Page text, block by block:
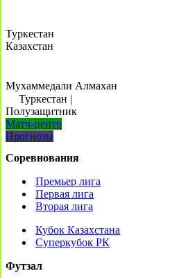
Туркестан
Казахстан
Мухаммедали Алмахан
Туркестан |
Полузащитник
Матч-центр
Прогнозы
Соревнования
Премьер лига
Первая лига
Вторая лига
Кубок Казахстана
Суперкубок РК
Футзал